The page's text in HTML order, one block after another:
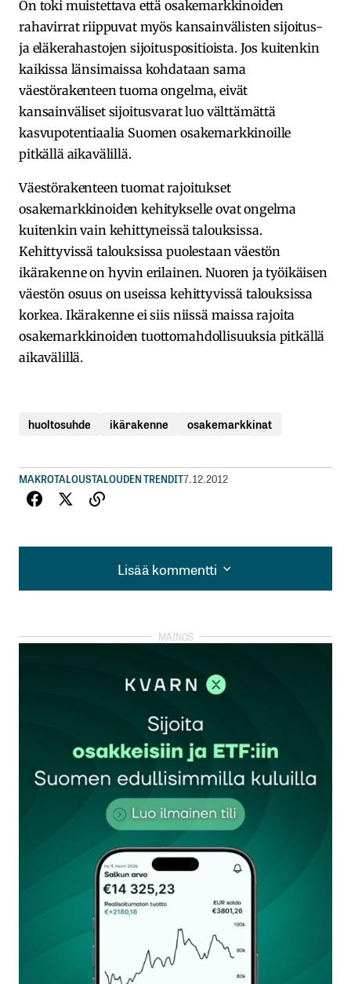
On toki muistettava että osakemarkkinoiden
rahavirrat riippuvat myös kansainvälisten sijoitus-
ja eläkerahastojen sijoituspositioista. Jos kuitenkin
kaikissa länsimaissa kohdataan sama
väestörakenteen tuoma ongelma, eivät
kansainväliset sijoitusvarat luo välttämättä
kasvupotentiaalia Suomen osakemarkkinoille
pitkällä aikavälillä.
Väestörakenteen tuomat rajoitukset
osakemarkkinoiden kehitykselle ovat ongelma
kuitenkin vain kehittyneissä talouksissa.
Kehittyvissä talouksissa puolestaan väestön
ikärakenne on hyvin erilainen. Nuoren ja työikäisen
väestön osuus on useissa kehittyvissä talouksissa
korkea. Ikärakenne ei siis niissä maissa rajoita
osakemarkkinoiden tuottomahdollisuuksia pitkällä
aikavälillä.
huoltosuhde ikärakenne osakemarkkinat
MAKROTALOUSTALOUDEN TRENDIT7.12.2012
Lisää kommentti
Lisää kommentti
kirjautua
rekisteröityä
Sähköpostiosoitettasi ei julkaista.Pakolliset
kentät on merkitty*
Kommentti*
Nimesi tai nimimerkkisi